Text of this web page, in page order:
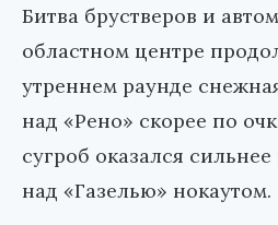
Битва брустверов и
областном центре
утреннем раунде
над «Рено» скорее по
сугроб оказался
над «Газелью» нокаутом.